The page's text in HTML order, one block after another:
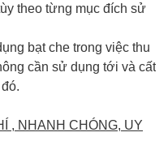
theo từng mục đích sử
bạt che trong việc thu
cần sử dụng tới và cất
, NHANH CHÓNG, UY